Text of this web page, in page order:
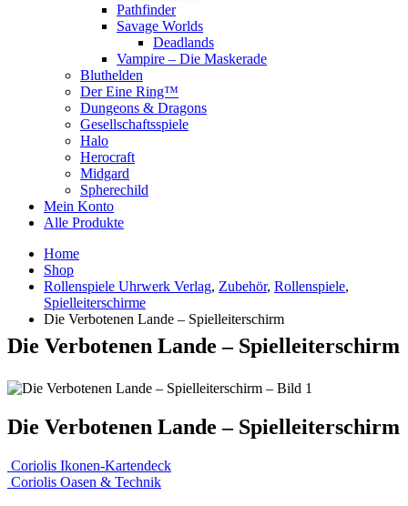
Pathfinder
Savage Worlds
Deadlands
Vampire – Die Maskerade
Bluthelden
Der Eine Ring™
Dungeons & Dragons
Gesellschaftsspiele
Halo
Herocraft
Midgard
Spherechild
Mein Konto
Alle Produkte
Home
Shop
Rollenspiele Uhrwerk Verlag, Zubehör, Rollenspiele,
Spielleiterschirme
Die Verbotenen Lande – Spielleiterschirm
Die Verbotenen Lande – Spielleiterschirm
Die Verbotenen Lande – Spielleiterschirm
Coriolis Ikonen-Kartendeck
Coriolis Oasen & Technik